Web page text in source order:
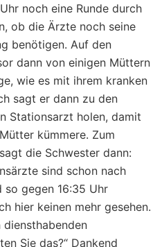
noch eine Runde durch
ob die Ärzte noch seine
benötigen. Auf den
dann von einigen Müttern
wie es mit ihrem kranken
sagt er dann zu den
Stationsarzt holen, damit
kümmere. Zum
die Schwester dann:
sind schon nach
so gegen 16:35 Uhr
hier keinen mehr gesehen.
Sie das?“ Dankend